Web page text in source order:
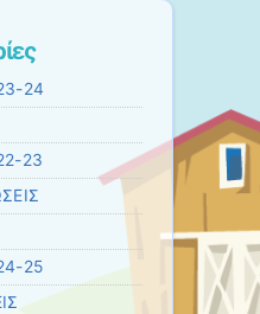
24
23
25